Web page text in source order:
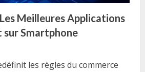
Meilleures Applications
Smartphone
les règles du commerce